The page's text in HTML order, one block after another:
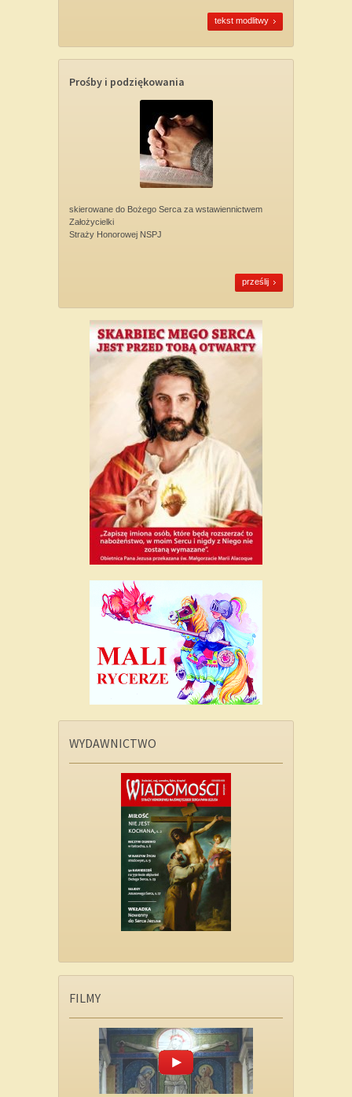
tekst modlitwy
Prośby i podziękowania
skierowane do Bożego Serca za wstawiennictwem
Założycielki
Straży Honorowej NSPJ
prześlij
WYDAWNICTWO
FILMY